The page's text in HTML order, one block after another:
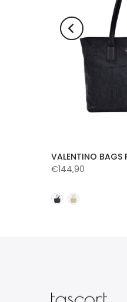
VALENTINO
€144,90